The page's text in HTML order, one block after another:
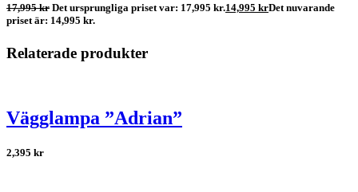
17,995kr Det ursprungliga priset var: 17,995 kr.14,995 krDet nuvarande
priset är: 14,995 kr.
Relaterade produkter
Vägglampa ”Adrian”
2,395 kr